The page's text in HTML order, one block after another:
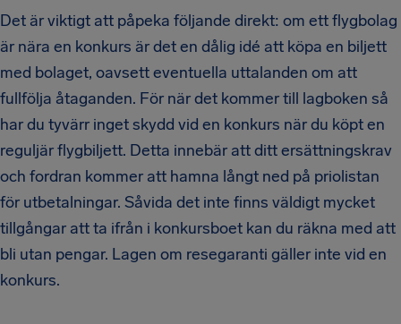
Det är viktigt att påpeka följande direkt: om ett flygbolag
är nära en konkurs är det en dålig idé att köpa en biljett
med bolaget, oavsett eventuella uttalanden om att
fullfölja åtaganden. För när det kommer till lagboken så
har du tyvärr inget skydd vid en konkurs när du köpt en
reguljär flygbiljett. Detta innebär att ditt ersättningskrav
och fordran kommer att hamna långt ned på priolistan
för utbetalningar. Såvida det inte finns väldigt mycket
tillgångar att ta ifrån i konkursboet kan du räkna med att
bli utan pengar. Lagen om resegaranti gäller inte vid en
konkurs.